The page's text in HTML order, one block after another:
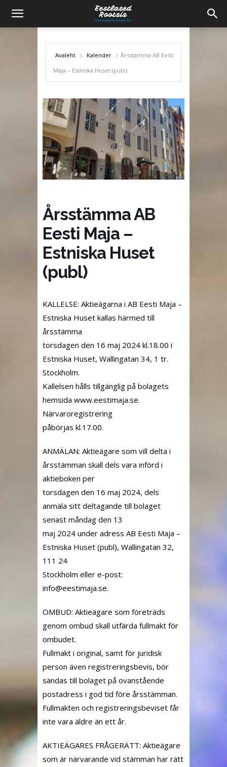
Avaleht Kalender
Årsstämma AB Eesti
Maja – Estniska Huset (publ)
Årsstämma AB
Eesti Maja –
Estniska Huset
(publ)
KALLELSE: Aktieägarna i AB Eesti Maja –
Estniska Huset kallas härmed till
årsstämma
torsdagen den 16 maj 2024 kl.18.00 i
Estniska Huset, Wallingatan 34, 1 tr.
Stockholm.
Kallelsen hålls tillgänglig på bolagets
hemsida www.eestimaja.se.
Närvaroregistrering
påbörjas kl.17.00.
ANMÄLAN: Aktieägare som vill delta i
årsstämman skall dels vara införd i
aktieboken per
torsdagen den 16 maj 2024, dels
anmäla sitt deltagande till bolaget
senast måndag den 13
maj 2024 under adress AB Eesti Maja –
Estniska Huset (publ), Wallingatan 32,
111 24
Stockholm eller e-post:
es.aj
amits
ee@of
ni .
OMBUD: Aktieägare som företräds
genom ombud skall utfärda fullmakt för
ombudet.
Fullmakt i original, samt för juridisk
person även registreringsbevis, bör
sändas till bolaget på ovanstående
postadress i god tid före årsstämman.
Fullmakten och registreringsbeviset får
inte vara äldre än ett år.
AKTIEÄGARES FRÅGERÄTT: Aktieägare
som är närvarande vid stämman har rätt